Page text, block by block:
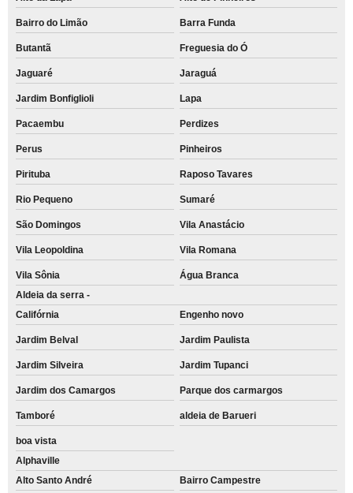
Bairro do Limão Barra Funda
Butantã Freguesia do Ó
Jaguaré Jaraguá
Jardim Bonfiglioli Lapa
Pacaembu Perdizes
Perus Pinheiros
Pirituba Raposo Tavares
Rio Pequeno Sumaré
São Domingos Vila Anastácio
Vila Leopoldina Vila Romana
Vila Sônia
Água Branca
Aldeia da serra -
Califórnia
Engenho novo
Jardim Belval Jardim Paulista
Jardim Silveira Jardim Tupanci
Jardim dos Camargos Parque dos carmargos
Tamboré aldeia de Barueri
boa vista
Alphaville
Alto Santo André
Bairro Campestre